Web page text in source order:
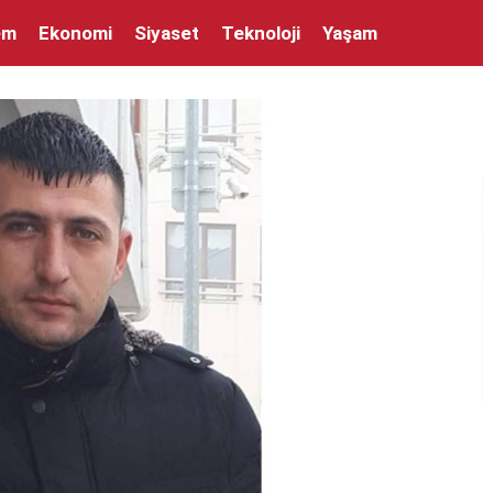
Ekonomi Siyaset Teknoloji Yaşam